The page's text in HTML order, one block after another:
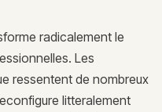
radicalement le
Les
ressentent de nombreux
litteralement